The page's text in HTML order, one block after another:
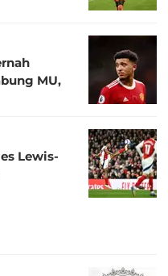
MU,
Lewis-